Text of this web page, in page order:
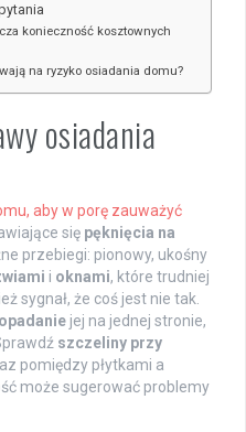
konieczność kosztownych
na ryzyko osiadania domu?
osiadania
aby w porę zauważyć
się pęknięcia na
przebiegi: pionowy, ukośny
i oknami, które trudniej
sygnał, że coś jest nie tak.
opadanie jej na jednej stronie,
szczeliny przy
pomiędzy płytkami a
może sugerować problemy